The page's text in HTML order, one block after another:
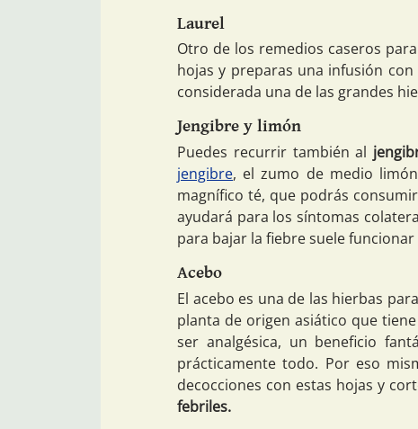
Laurel
Otro de los remedios caseros
hojas y preparas una infusión
considerada una de las grandes
Jengibre y limón
Puedes recurrir también al
jengibre, el zumo de medio
magnífico té, que podrás
ayudará para los síntomas
para bajar la fiebre suele
Acebo
El acebo es una de las hierbas
planta de origen asiático que
ser analgésica, un beneficio
prácticamente todo. Por eso
decocciones con estas hojas y
febriles.